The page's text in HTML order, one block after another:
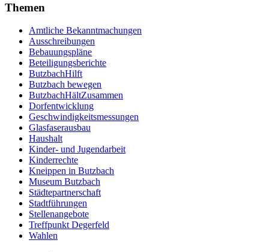
Themen
Amtliche Bekanntmachungen
Ausschreibungen
Bebauungspläne
Beteiligungsberichte
ButzbachHilft
Butzbach bewegen
ButzbachHältZusammen
Dorfentwicklung
Geschwindigkeitsmessungen
Glasfaserausbau
Haushalt
Kinder- und Jugendarbeit
Kinderrechte
Kneippen in Butzbach
Museum Butzbach
Städtepartnerschaft
Stadtführungen
Stellenangebote
Treffpunkt Degerfeld
Wahlen